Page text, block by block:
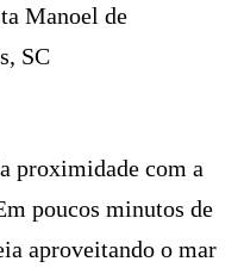
Manoel de
SC
proximidade com a
poucos minutos de
aproveitando o mar